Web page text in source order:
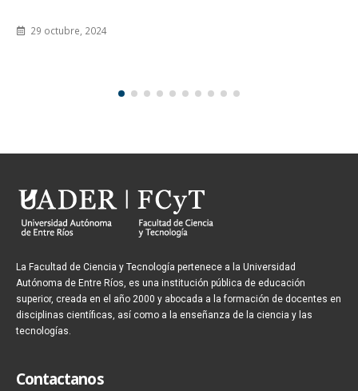
La Facultad de Ciencia y Tecnología pertenece a la Universidad
Autónoma de Entre Ríos, es una institución pública de educación
superior, creada en el año 2000 y abocada a la formación de docentes en
disciplinas científicas, así como a la enseñanza de la ciencia y las
tecnologías.
Contactanos